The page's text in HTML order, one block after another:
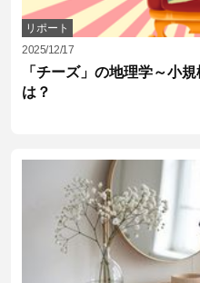
リポート
2025/12/17
「チーズ」の地理学～小
は？